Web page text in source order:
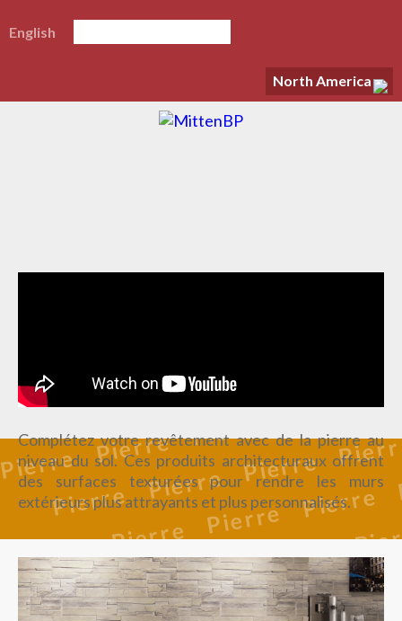
North America
English
Complétez votre revêtement avec de la pierre au
niveau du sol. Ces produits architecturaux offrent
des surfaces texturées pour rendre les murs
extérieurs plus attrayants et plus personnalisés.